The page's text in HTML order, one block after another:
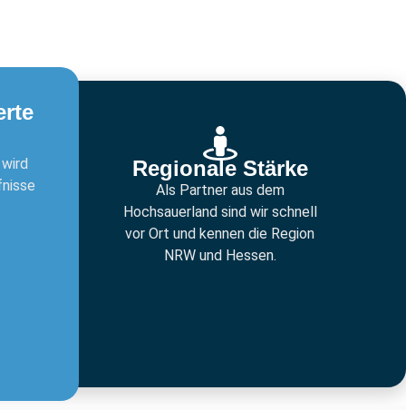
Regionale Stärke
Als Partner aus dem
Hochsauerland sind wir schnell
vor Ort und kennen die Region
NRW und Hessen.